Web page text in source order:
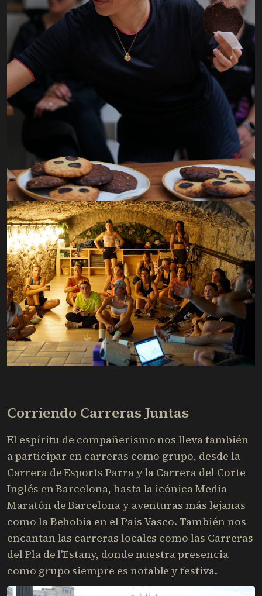
Corriendo Carreras Juntas
El espíritu de compañerismo nos lleva también
a participar en carreras como grupo, desde la
Carrera de Esports Parra y la Carrera del Corte
Inglés en Barcelona, hasta la icónica Media
Maratón de Barcelona y aventuras más lejanas
como la Behobia en el País Vasco. También nos
encantan las carreras locales como las Carreras
del Pla de l'Estany, donde nuestra presencia
como grupo siempre es notable y festiva.